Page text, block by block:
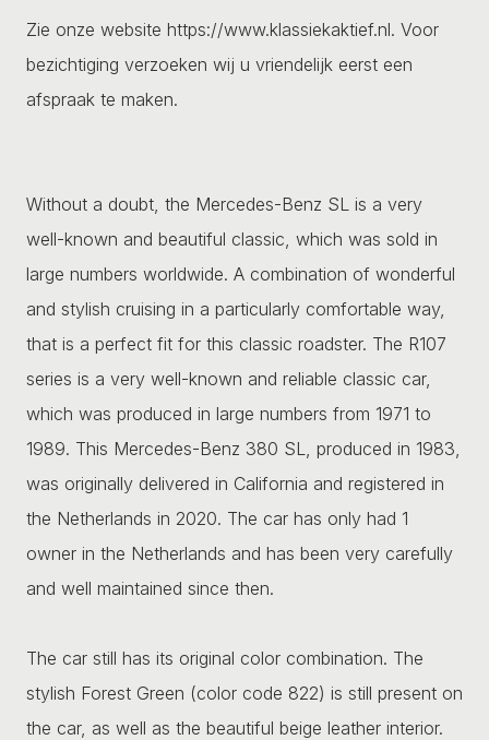
Zie onze website https://www.klassiekaktief.nl. Voor
bezichtiging verzoeken wij u vriendelijk eerst een
afspraak te maken.
Without a doubt, the Mercedes-Benz SL is a very
well-known and beautiful classic, which was sold in
large numbers worldwide. A combination of wonderful
and stylish cruising in a particularly comfortable way,
that is a perfect fit for this classic roadster. The R107
series is a very well-known and reliable classic car,
which was produced in large numbers from 1971 to
1989. This Mercedes-Benz 380 SL, produced in 1983,
was originally delivered in California and registered in
the Netherlands in 2020. The car has only had 1
owner in the Netherlands and has been very carefully
and well maintained since then.
The car still has its original color combination. The
stylish Forest Green (color code 822) is still present on
the car, as well as the beautiful beige leather interior.